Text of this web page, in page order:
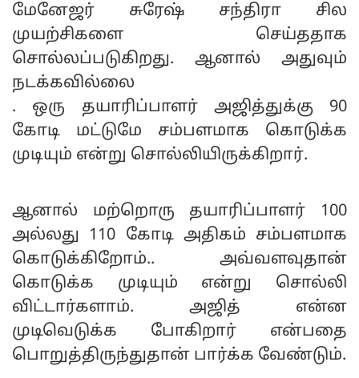
மேனேஜர் சுரேஷ் சந்திரா சில
முயற்சிகளை செய்ததாக
சொல்லப்படுகிறது. ஆனால் அதுவும்
நடக்கவில்லை
. ஒரு தயாரிப்பாளர் அஜித்துக்கு 90
கோடி மட்டுமே சம்பளமாக கொடுக்க
முடியும் என்று சொல்லியிருக்கிறார்.
ஆனால் மற்றொரு தயாரிப்பாளர் 100
அல்லது 110 கோடி அதிகம் சம்பளமாக
கொடுக்கிறோம்.. அவ்வளவுதான்
கொடுக்க முடியும் என்று சொல்லி
விட்டார்களாம். அஜித் என்ன
முடிவெடுக்க போகிறார் என்பதை
பொறுத்திருந்துதான் பார்க்க வேண்டும்.